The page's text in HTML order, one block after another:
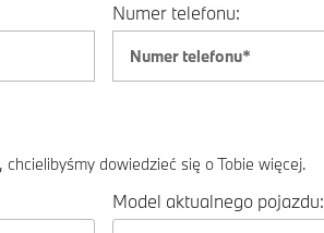
Numer telefonu:
dowiedzieć się o Tobie więcej.
Model aktualnego pojazdu: